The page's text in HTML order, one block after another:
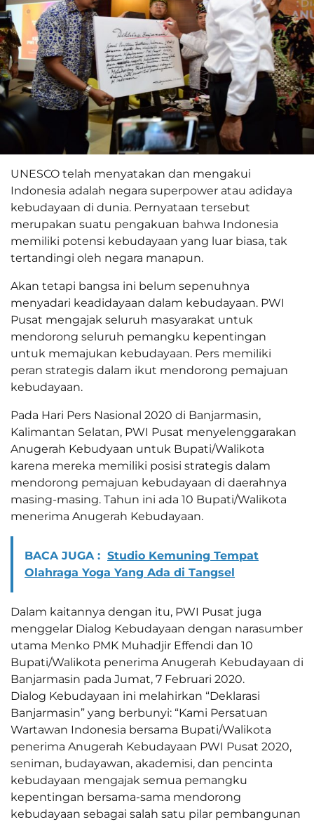
UNESCO telah menyatakan dan mengakui
Indonesia adalah negara superpower atau adidaya
kebudayaan di dunia. Pernyataan tersebut
merupakan suatu pengakuan bahwa Indonesia
memiliki potensi kebudayaan yang luar biasa, tak
tertandingi oleh negara manapun.
Akan tetapi bangsa ini belum sepenuhnya
menyadari keadidayaan dalam kebudayaan. PWI
Pusat mengajak seluruh masyarakat untuk
mendorong seluruh pemangku kepentingan
untuk memajukan kebudayaan. Pers memiliki
peran strategis dalam ikut mendorong pemajuan
kebudayaan.
Pada Hari Pers Nasional 2020 di Banjarmasin,
Kalimantan Selatan, PWI Pusat menyelenggarakan
Anugerah Kebudyaan untuk Bupati/Walikota
karena mereka memiliki posisi strategis dalam
mendorong pemajuan kebudayaan di daerahnya
masing-masing. Tahun ini ada 10 Bupati/Walikota
menerima Anugerah Kebudayaan.
BACA JUGA : Studio Kemuning Tempat
Olahraga Yoga Yang Ada di Tangsel
Dalam kaitannya dengan itu, PWI Pusat juga
menggelar Dialog Kebudayaan dengan narasumber
utama Menko PMK Muhadjir Effendi dan 10
Bupati/Walikota penerima Anugerah Kebudayaan di
Banjarmasin pada Jumat, 7 Februari 2020.
Dialog Kebudayaan ini melahirkan “Deklarasi
Banjarmasin” yang berbunyi: “Kami Persatuan
Wartawan Indonesia bersama Bupati/Walikota
penerima Anugerah Kebudayaan PWI Pusat 2020,
seniman, budayawan, akademisi, dan pencinta
kebudayaan mengajak semua pemangku
kepentingan bersama-sama mendorong
kebudayaan sebagai salah satu pilar pembangunan